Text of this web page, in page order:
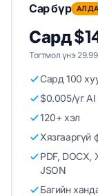
Сар бүр
Сард
Тогтмол үнэ
Сард 100
$0.005/үг AI
120+ хэл
Хязгааргүй
PDF, DOCX,
JSON
Багийн